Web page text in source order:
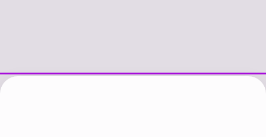
vdcasino güncel girişhttps://www.betexper.xyz/betci.cobetci